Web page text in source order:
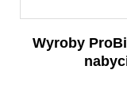
Wyroby